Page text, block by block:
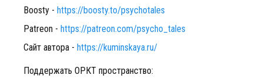
Boosty - https://boosty.to/psychotales
Patreon - https://patreon.com/psycho_tales
Сайт автора - https://kuminskaya.ru/
Поддержать ОРКТ пространство: